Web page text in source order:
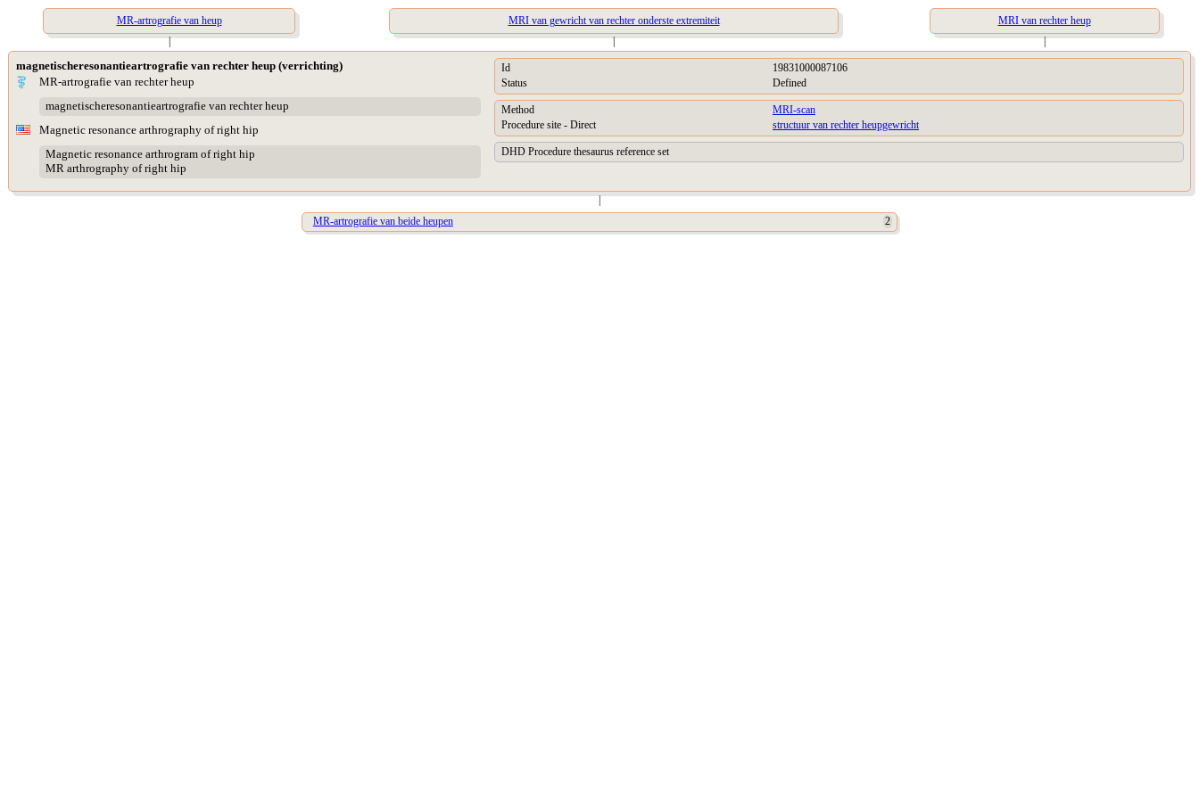
MR-artrografie van heup MRI van gewricht van rechter onderste extremiteit
MRI van rechter heup
|
| |
magnetischeresonantieartrografie van rechter heup (verrichting)
MR-artrografie van rechter heup
magnetischeresonantieartrografie van rechter heup
Magnetic resonance arthrography of right hip
Magnetic resonance arthrogram of right hip
MR arthrography of right hip
Id
19831000087106
Status
Defined
Method
MRI-scan
Procedure site - Direct
structuur van rechter heupgewricht
DHD Procedure thesaurus reference set
|
MR-artrografie van beide heupen
2